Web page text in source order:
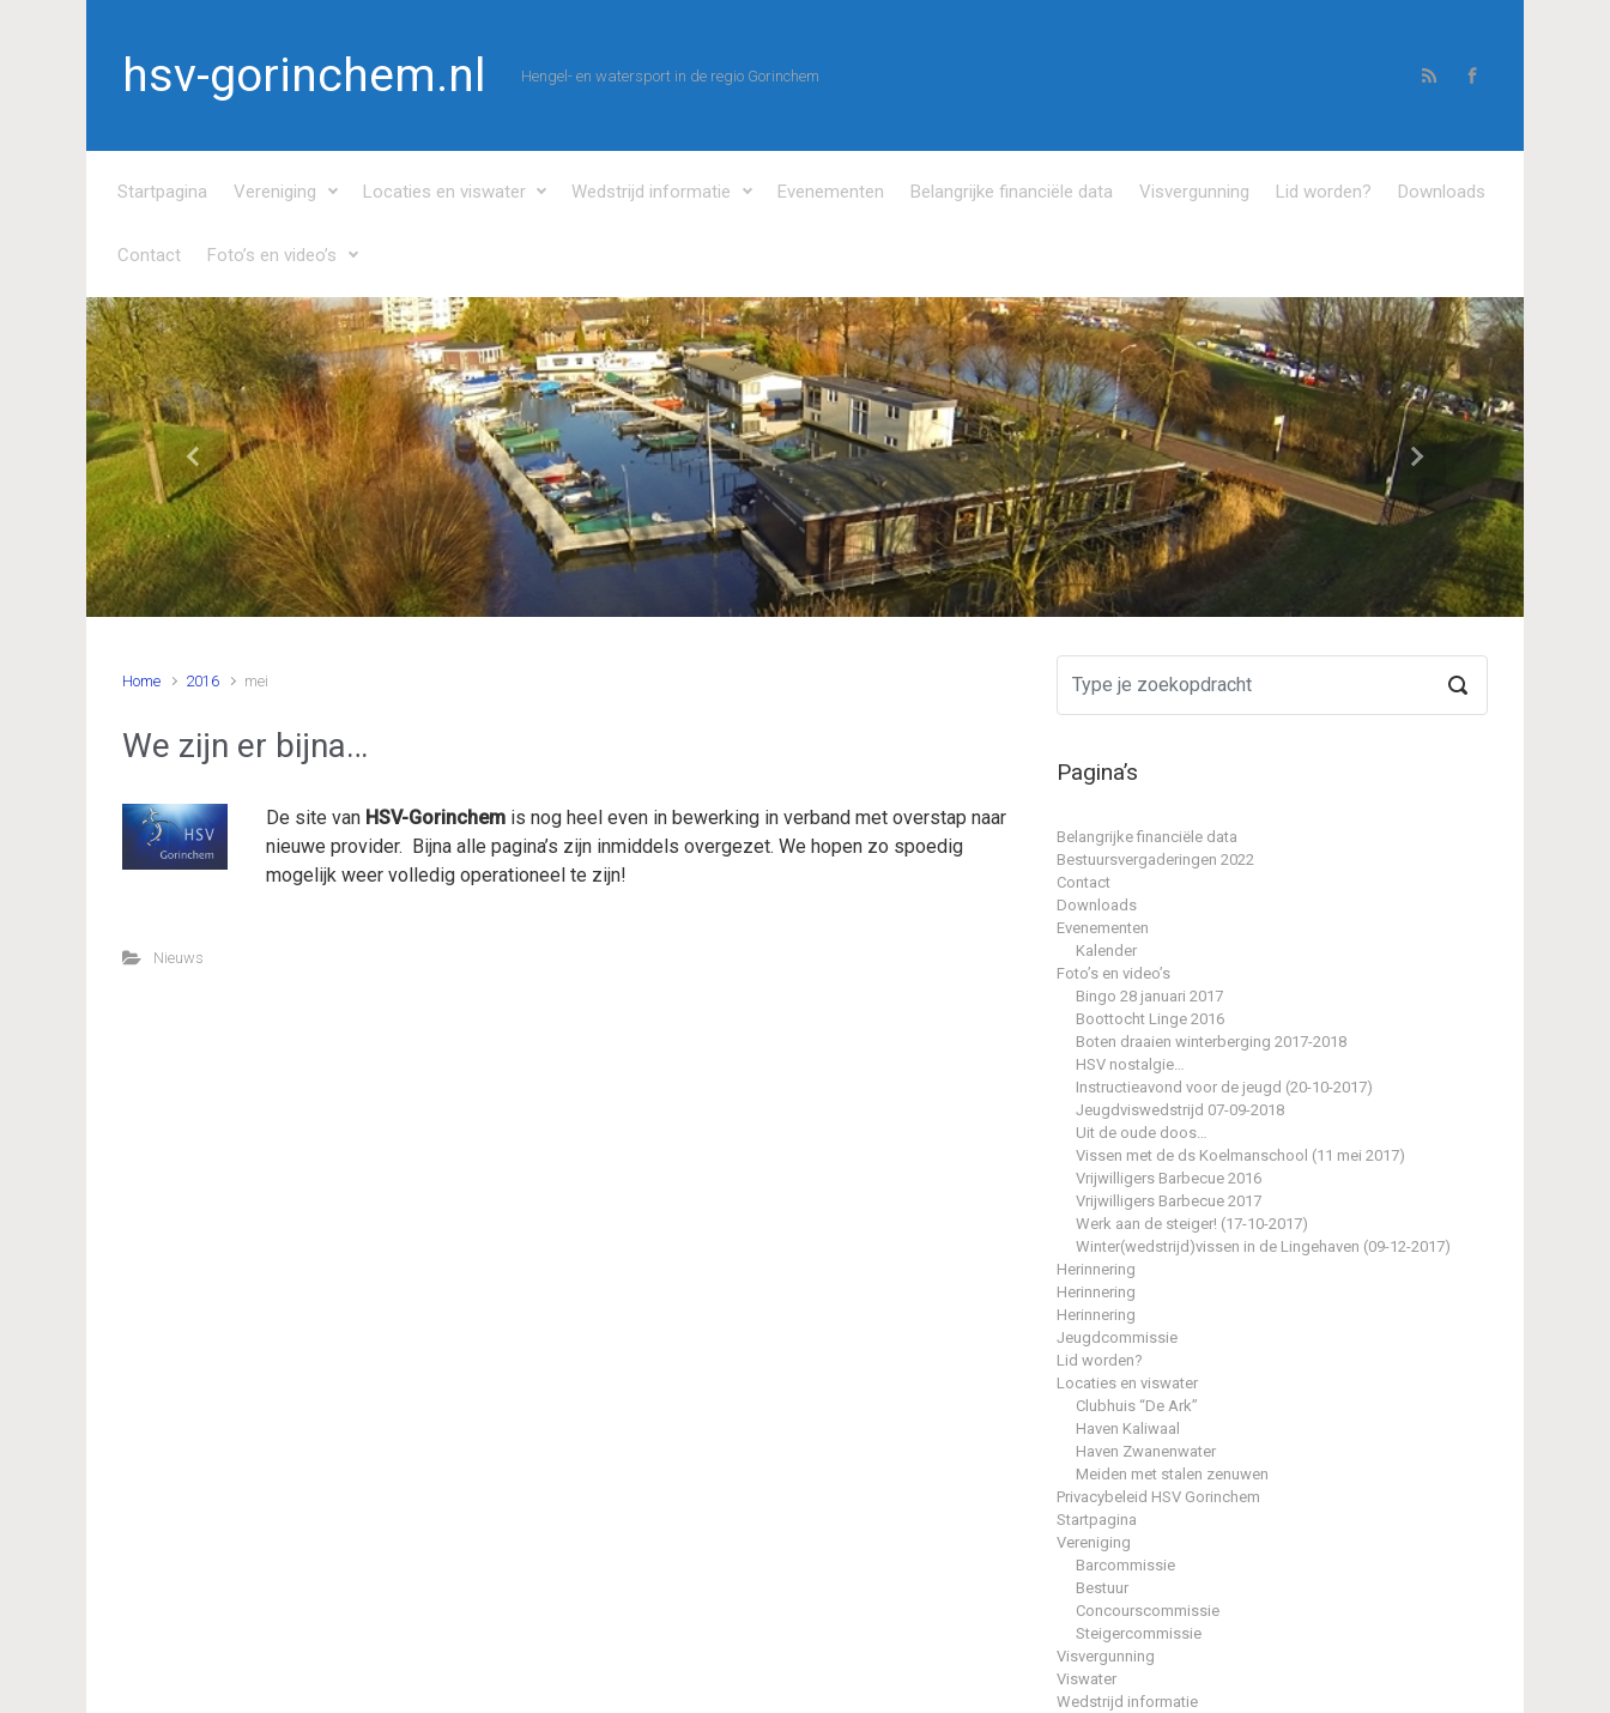
hsv-gorinchem.nl Hengel- en watersport in de regio Gorinchem
Startpagina Vereniging Locaties en viswater Wedstrijd informatie Evenementen Belangrijke financiële data Visvergunning Lid worden? Downloads
Contact Foto’s en video’s
Vorige Volgende
Home 2016 mei
We zijn er bijna…
De site van HSV-Gorinchem is nog heel even in bewerking in verband met overstap naar
nieuwe provider. Bijna alle pagina’s zijn inmiddels overgezet. We hopen zo spoedig
mogelijk weer volledig operationeel te zijn!
Nieuws
Pagina’s
Belangrijke financiële data
Bestuursvergaderingen 2022
Contact
Downloads
Evenementen
Kalender
Foto’s en video’s
Bingo 28 januari 2017
Boottocht Linge 2016
Boten draaien winterberging 2017-2018
HSV nostalgie…
Instructieavond voor de jeugd (20-10-2017)
Jeugdviswedstrijd 07-09-2018
Uit de oude doos…
Vissen met de ds Koelmanschool (11 mei 2017)
Vrijwilligers Barbecue 2016
Vrijwilligers Barbecue 2017
Werk aan de steiger! (17-10-2017)
Winter(wedstrijd)vissen in de Lingehaven (09-12-2017)
Herinnering
Herinnering
Herinnering
Jeugdcommissie
Lid worden?
Locaties en viswater
Clubhuis “De Ark”
Haven Kaliwaal
Haven Zwanenwater
Meiden met stalen zenuwen
Privacybeleid HSV Gorinchem
Startpagina
Vereniging
Barcommissie
Bestuur
Concourscommissie
Steigercommissie
Visvergunning
Viswater
Wedstrijd informatie